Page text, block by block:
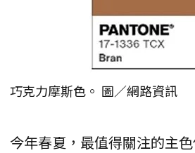
巧克力摩斯色。 圖／網路資訊
今年春夏，最值得關注的主